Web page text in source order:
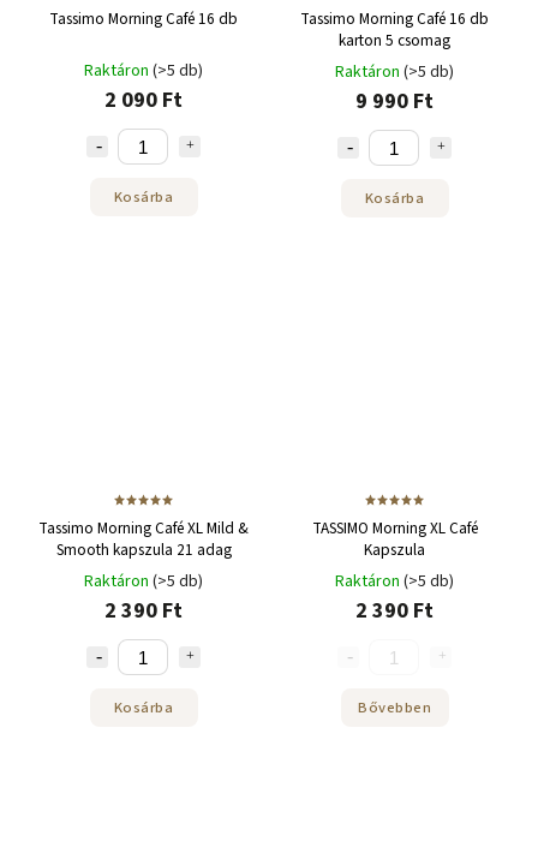
Tassimo Morning Café 16 db
Raktáron (>5 db)
2 090 Ft
Kosárba
Tassimo Morning Café 16 db
karton 5 csomag
Raktáron (>5 db)
9 990 Ft
Kosárba
Tassimo Morning Café XL Mild &
Smooth kapszula 21 adag
Raktáron (>5 db)
2 390 Ft
Kosárba
TASSIMO Morning XL Café
Kapszula
Raktáron (>5 db)
2 390 Ft
Bővebben